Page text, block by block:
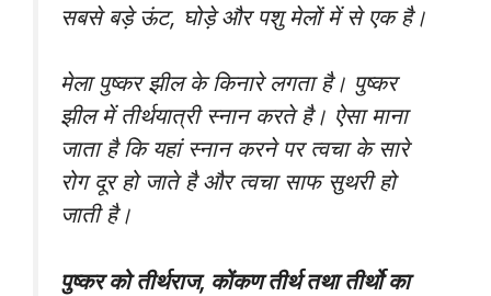
सबसे बड़े ऊंट, घोड़े और पशु मेलों में से एक है।
मेला पुष्कर झील के किनारे लगता है। पुष्कर
झील में तीर्थयात्री स्नान करते है। ऐसा माना
जाता है कि यहां स्नान करने पर त्वचा के सारे
रोग दूर हो जाते है और त्वचा साफ सुथरी हो
जाती है।
पुष्कर को तीर्थराज, कोंकण तीर्थ तथा तीर्थो का